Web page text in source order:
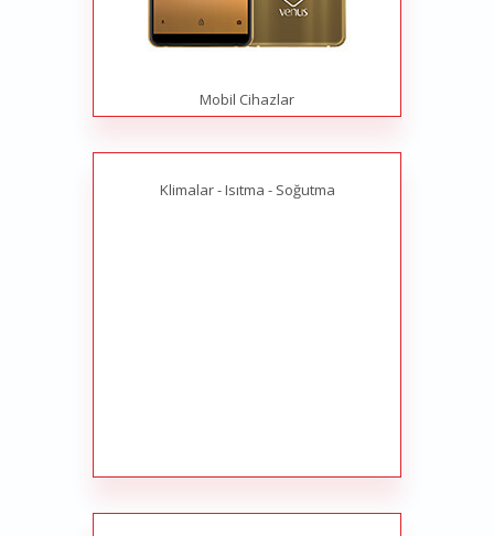
Mobil Cihazlar
Klimalar - Isıtma - Soğutma